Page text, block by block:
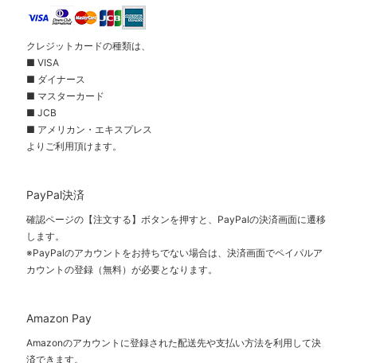
クレジットカードの種類は、
■ VISA
■ ダイナース
■ マスターカード
■ JCB
■ アメリカン・エキスプレス
よりご利用頂けます。
PayPal決済
確認ページの【注文する】ボタンを押すと、PayPalの決済画面に遷移
します。
※PayPalのアカウントをお持ちでない場合は、決済画面でペイパルア
カウントの登録（無料）が必要となります。
Amazon Pay
Amazonのアカウントに登録された配送先や支払い方法を利用して決
済できます。